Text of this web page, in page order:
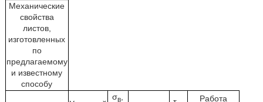
Механические
свойства
листов,
изготовленных
по
предлагаемому
и известному
способу
σв
Работа